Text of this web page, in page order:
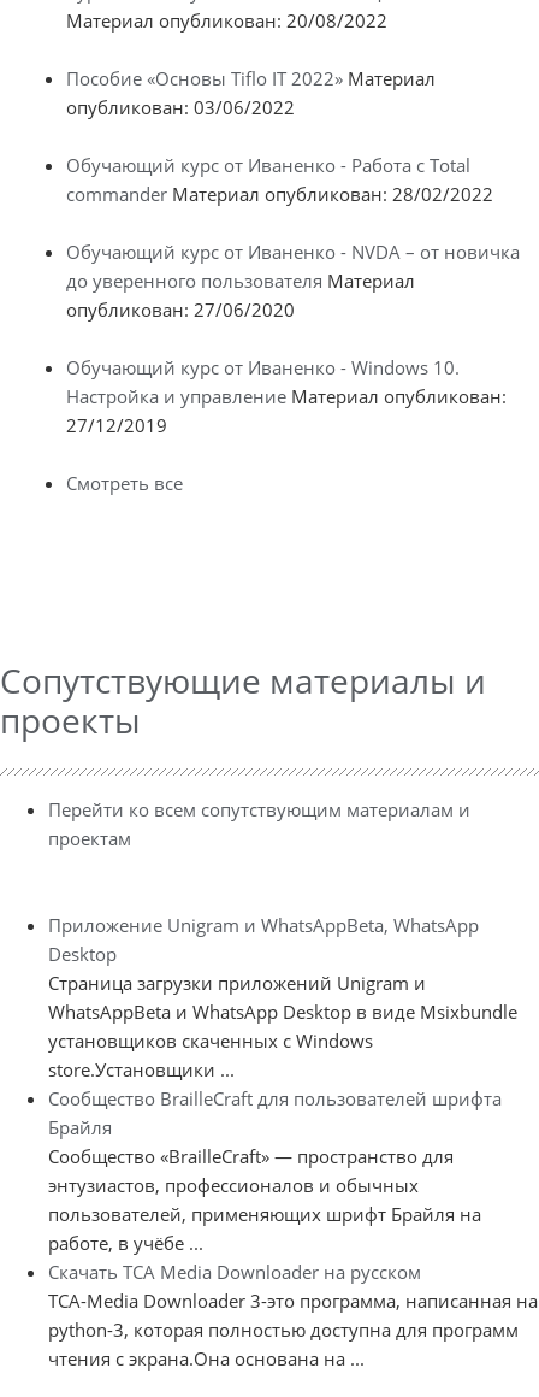
Материал опубликован: 20/08/2022
Пособие «Основы Tiflo IT 2022» Материал
опубликован: 03/06/2022
Обучающий курс от Иваненко - Работа с Total
commander Материал опубликован: 28/02/2022
Обучающий курс от Иваненко - NVDA – от новичка
до уверенного пользователя Материал
опубликован: 27/06/2020
Обучающий курс от Иваненко - Windows 10.
Настройка и управление Материал опубликован:
27/12/2019
Смотреть все
Сопутствующие материалы и
проекты
Перейти ко всем сопутствующим материалам и
проектам
Приложение Unigram и WhatsAppBeta, WhatsApp
Desktop
Страница загрузки приложений Unigram и
WhatsAppBeta и WhatsApp Desktop в виде Msixbundle
установщиков скаченных с Windows
store.Установщики ...
Сообщество BrailleCraft для пользователей шрифта
Брайля
Сообщество «BrailleCraft» — пространство для
энтузиастов, профессионалов и обычных
пользователей, применяющих шрифт Брайля на
работе, в учёбе ...
Скачать TCA Media Downloader на русском
TCA-Media Downloader 3-это программа, написанная на
python-3, которая полностью доступна для программ
чтения с экрана.Она основана на ...